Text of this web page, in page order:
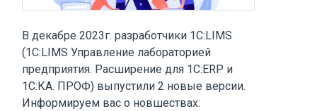
В декабре 2023г. разработчики 1С:LIMS
(1С:LIMS Управление лабораторией
предприятия. Расширение для 1С:ERP и
1С:КА. ПРОФ) выпустили 2 новые версии.
Информируем вас о новшествах: